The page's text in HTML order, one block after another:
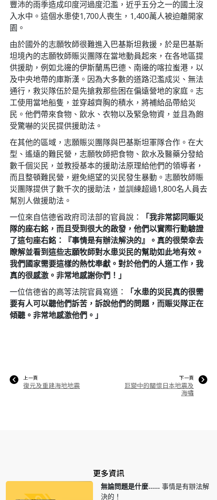
豐沛的雨季造成印度河過度氾濫，近乎五分之一的國土沒
入水中。這個水患使1,700人喪生，1,400萬人被迫離開家
園。
由於國外的志願牧師很難進入巴基斯坦救援，於是巴基斯
坦境內的志願牧師賑災團隊在當地動員起來，在各地區提
供援助，例如北邊的伊斯蘭馬巴德、南邊的喀拉蚩港，以
及中央地帶的庫斯漢。因為大多數的道路氾濫成災、無法
通行，救災隊伍於是先搶救那些困在偏遠營地的家庭。志
工使用當地船隻，並穿越齊胸的積水，將補給品帶給災
民。他們帶來食物、飲水、衣物以及緊急物資，並且為飽
受驚嚇的災民提供援助法。
在其他的區域，志願賑災團隊與巴基斯坦軍隊合作。在大
型、遙遠的難民營，志願牧師把食物、飲水及醫藥分發給
數千個災民，並教授基本的援助法原理給他們的領導者，
而且整頓難民營，避免絕望的災民發生暴動。志願牧師賑
災團隊提供了數千次的援助法，並訓練超過1,800名人員去
幫別人做援助法。
一位來自信德省政府司法部的官員說：
「我非常認同賑災
隊的座右銘，而且受到很大的啟發，他們以實際行動驗證
了這句座右銘：『事情是有辦法解決的』。真的很榮幸去
瞭解並看到這些志願牧師對水患災民的幫助如此地有效。
我們國家需要這樣的熱忱奉獻。對於他們的人道工作，我
真的很感激。非常地感謝你們！」
一位信德省的高等法院官員寫道：
「水患的災民真的很需
要有人可以聽他們訴苦，訴說他們的問題，而賑災隊正在
傾聽。非常地感激他們。」
上一頁
復元及重建海地地震
下一頁
巨變中的關懷日本地震及
海嘯
更多資訊
無論問題是什麼…… 事情是有辦法解
決的！